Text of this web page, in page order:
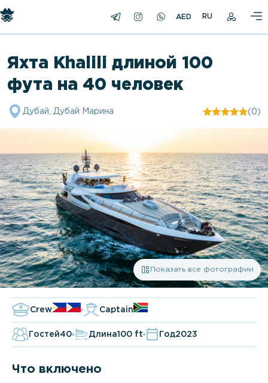
RU
Яхта Khalili длиной 100
фута на 40 человек
Дубай, Дубай Марина (0)
Показать все фотографии
Crew Captain
Гостей40 Длина100 ft Год2023
Что включено